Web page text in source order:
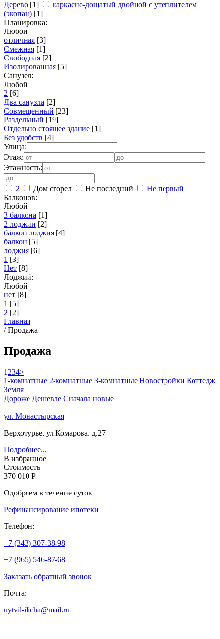
Дерево [1]
каркасно-дощатый двойной с утеплителем
(экопан) [1]
Планировка:
Любой
отличная [3]
Смежная [1]
Свободная [2]
Изолированная [5]
Санузел:
Любой
2 [6]
Два санузла [2]
Совмещенный [23]
Раздельный [19]
Отдельно стоящее здание [1]
Без удобств [4]
Улица:
Этаж:
Этажность:
2 Дом сгорел Не последний
Не первый
Балконов:
Любой
3 балкона [1]
2 лоджии [2]
балкон,лоджия [4]
балкон [5]
лоджия [6]
1 [3]
Нет [8]
Лоджий:
Любой
нет [8]
1 [5]
2 [2]
Главная
/Продажа
Продажа
1 234>
1-комнатные 2-комнатные 3-комнатные Новостройки Коттедж
Земля
Дороже Дешевле Сначала новые
ул. Монастырская
Верхотурье, ул Комарова, д.27
Подробнее...
В избранное
Стоимость
370 010 Р
Одобряем в течение суток
Рефинансирование ипотеки
Телефон:
+7 (343) 307-38-98
+7 (965) 546-87-68
Заказать обратный звонок
Почта:
uytvil-ilicha@mail.ru